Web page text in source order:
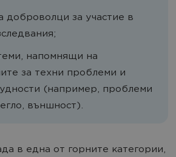
доброволци за участие в
напомнящи на
за техни проблеми и
(например, проблеми
външност).
в една от горните категории,